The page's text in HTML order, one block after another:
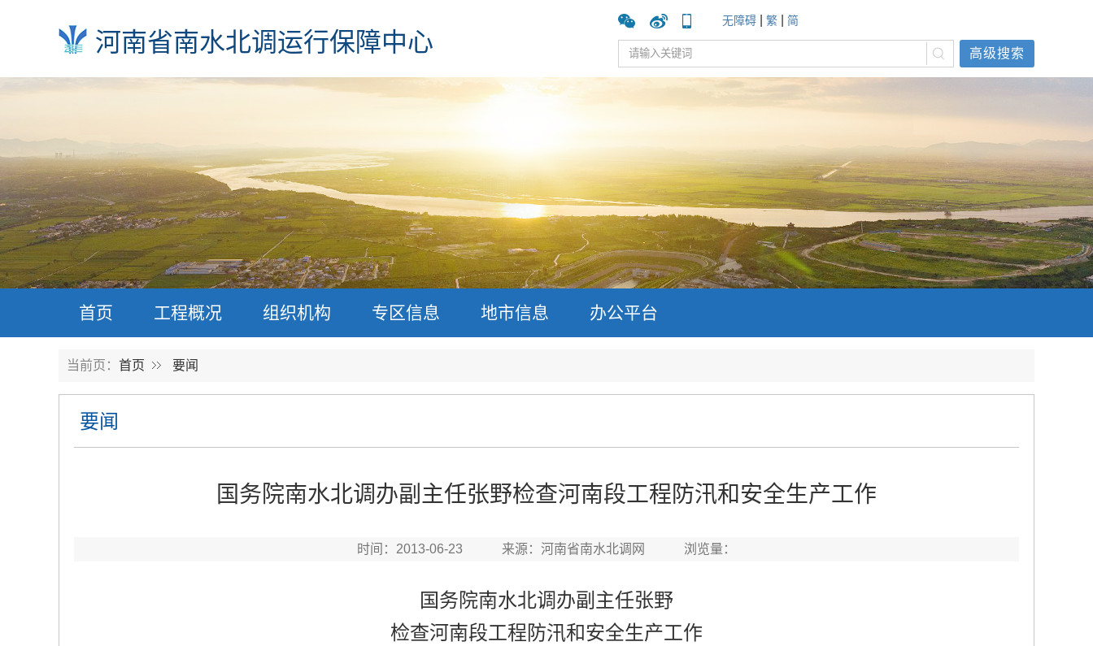
河南省南水北调运行保障中心
无障碍 繁 简
高级搜索
首页 工程概况 组织机构 专区信息 地市信息 办公平台
当前页： 首页 要闻
要闻
国务院南水北调办副主任张野检查河南段工程防汛和安全生产工作
时间：2013-06-23 来源：河南省南水北调网 浏览量：
国务院南水北调办副主任张野
检查河南段工程防汛和安全生产工作